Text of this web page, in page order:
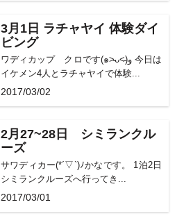
3月1日 ラチャヤイ 体験ダイ
ビング
ワディカップ クロです(๑˃̵ᴗ˂̵)و 今日は
イケメン4人とラチャヤイで体験...
2017/03/02
2月27~28日 シミランクル
ーズ
サワディカー(*´▽`)ﾉかなです。 1泊2日
シミランクルーズへ行ってき...
2017/03/01